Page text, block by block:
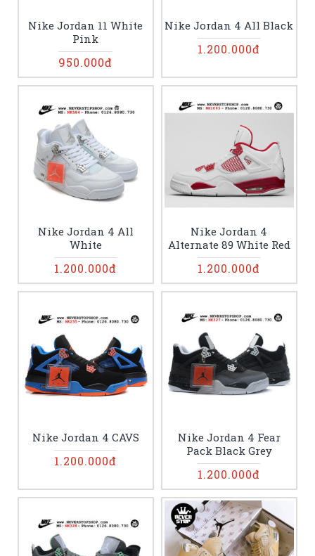
Nike Jordan 11 White
Pink
950.000đ
Nike Jordan 4 All Black
1.200.000đ
Nike Jordan 4 All
White
1.200.000đ
Nike Jordan 4
Alternate 89 White Red
1.200.000đ
Nike Jordan 4 CAVS
1.200.000đ
Nike Jordan 4 Fear
Pack Black Grey
1.200.000đ